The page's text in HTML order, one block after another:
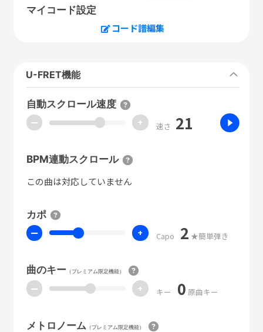
マイコード設定
コード譜編集
U-FRET機能
自動スクロール速度
ー + 速さ 21
BPM連動スクロール
この曲は対応していません
カポ
ー + Capo 2 ★簡単弾き
曲のキー（プレミアム限定機能）
ー + キー 0 原曲キー
メトロノーム （プレミアム限定機能）